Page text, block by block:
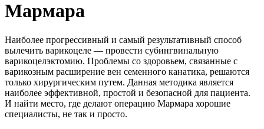
Мармара
Наиболее прогрессивный и самый результативный способ
вылечить варикоцеле — провести субингвинальную
варикоцелэктомию. Проблемы со здоровьем, связанные с
варикозным расширение вен семенного канатика, решаются
только хирургическим путем. Данная методика является
наиболее эффективной, простой и безопасной для пациента.
И найти место, где делают операцию Мармара хорошие
специалисты, не так и просто.